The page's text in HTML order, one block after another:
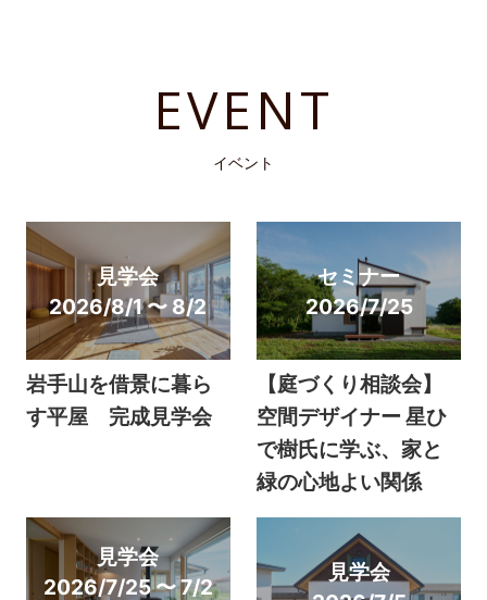
EVENT
イベント
見学会
2026/8/1 〜 8/2
岩手山を借景に暮ら
す平屋 完成見学会
セミナー
2026/7/25
【庭づくり相談会】
空間デザイナー 星ひ
で樹氏に学ぶ、家と
緑の心地よい関係
見学会
2026/7/25 〜 7/2
見学会